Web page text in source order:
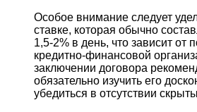
Особое внимание следует
ставке, которая обычно
1,5-2% в день, что зависит от
кредитно-финансовой
заключении договора
обязательно изучить его
убедиться в отсутствии